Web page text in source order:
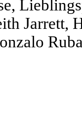
Jarrett,